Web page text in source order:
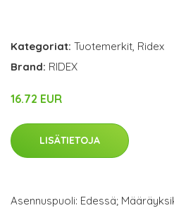
Kategoriat: Tuotemerkit, Ridex
Brand: RIDEX
16.72 EUR
LISÄTIETOJA
Asennuspuoli: Edessä;